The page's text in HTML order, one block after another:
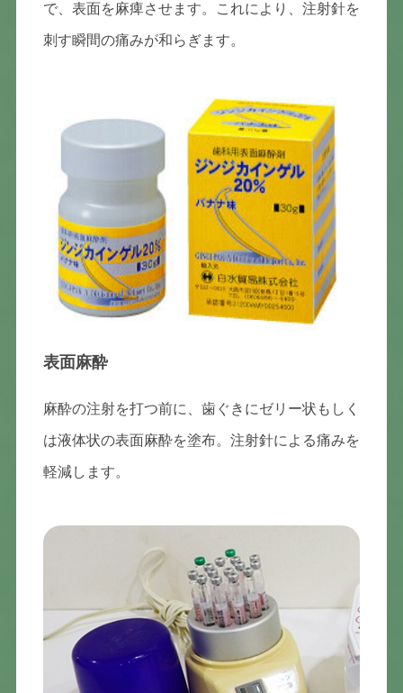
で、表面を麻痺させます。これにより、注射針を
刺す瞬間の痛みが和らぎます。
表面麻酔
麻酔の注射を打つ前に、歯ぐきにゼリー状もしく
は液体状の表面麻酔を塗布。注射針による痛みを
軽減します。